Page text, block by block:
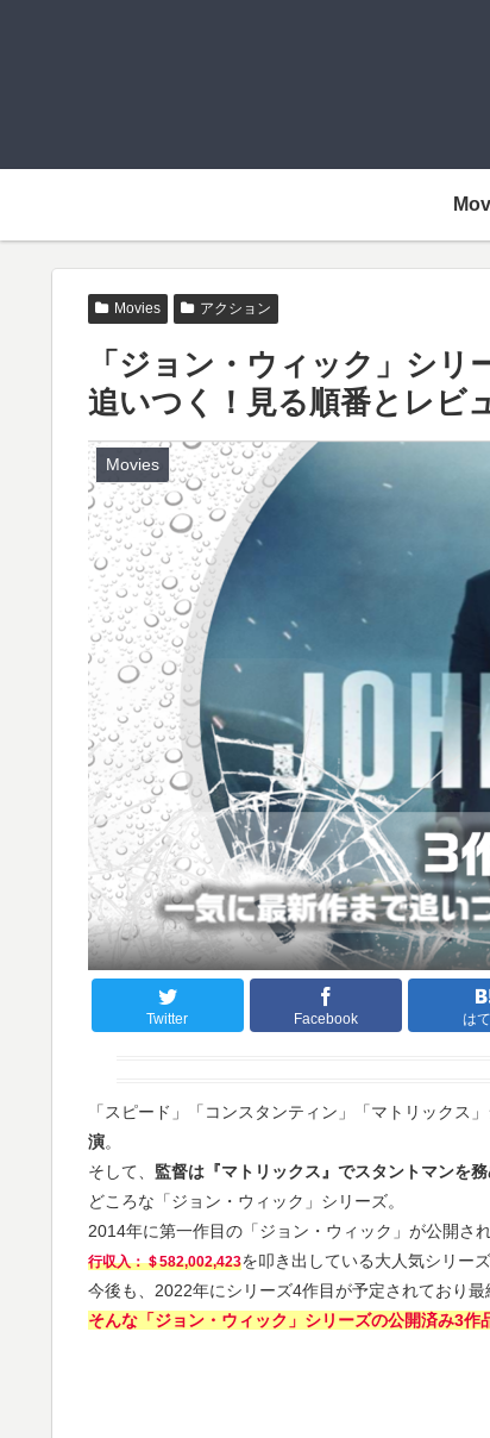
Movies アクション
「ジョン・ウィック」シ
追いつく！見る順番とレビ
Movies
Twitter Facebook は
「スピード」「コンスタンティン」「マトリックス
演。
そして、 監督は『マトリックス』でスタントマンを
どころな「ジョン・ウィック」シリーズ。
2014年に第一作目の「ジョン・ウィック」が公開さ
行収入：＄582,002,423を叩き出している大人気シリー
今後も、2022年にシリーズ4作目が予定されており最
そんな「ジョン・ウィック」シリーズの公開済み3作